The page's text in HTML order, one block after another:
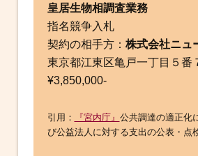
皇居生物相調査業務
指名競争入札
契約の相手方： 株式会社ニュ
東京都江東区亀戸一丁目５番
¥3,850,000-
引用： 『宮内庁』 公共調達の適正化
び公益法人に対する支出の公表・点